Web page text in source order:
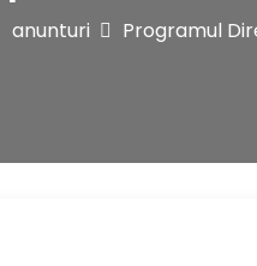
anunturi Programul